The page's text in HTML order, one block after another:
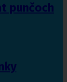
punčoch